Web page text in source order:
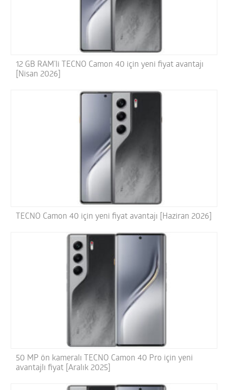
12 GB RAM’li TECNO Camon 40 için yeni fiyat avantajı
[Nisan 2026]
TECNO Camon 40 için yeni fiyat avantajı [Haziran 2026]
50 MP ön kameralı TECNO Camon 40 Pro için yeni
avantajlı fiyat [Aralık 2025]